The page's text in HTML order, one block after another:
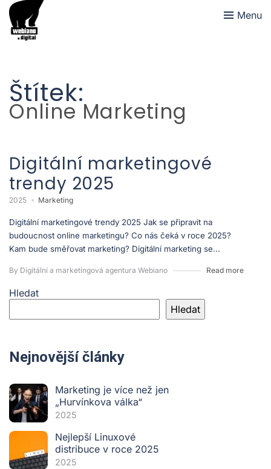
Menu
Štítek:
Online Marketing
Digitální marketingové
trendy 2025
2025 Marketing
Digitální marketingové trendy 2025 Jak se připravit na
budoucnost online marketingu? Co nás čeká v roce 2025?
Kam bude směřovat marketing? Digitální marketing se...
By Digitální a marketingová agentura Webiano Read more
Hledat
Hledat
Nejnovější články
Marketing je více než jen
„Hurvínkova válka“
2025
Nejlepší Linuxové
distribuce v roce 2025
2025